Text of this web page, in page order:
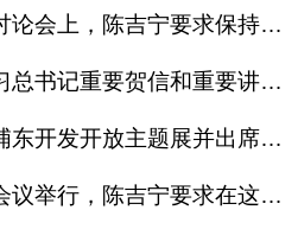
两整天的市委学习讨论会上，陈吉宁要求保持战略定力始终坚定信心善于科学应对
市委常委会传达学习总书记重要贺信和重要讲话精神，研究党建引领物业治理等工作
陈吉宁龚正等参观浦东开发开放主题展并出席座谈会
上海市委人大工作会议举行，陈吉宁要求在这些方面更加奋发有为